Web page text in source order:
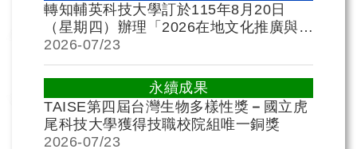
轉知輔英科技大學訂於115年8月20日
（星期四）辦理「2026在地文化推廣與課
程活動永續SIG跨校交流活動」
2026-07/23
永續成果
TAISE第四屆台灣生物多樣性獎 － 國立虎
尾科技大學獲得技職校院組唯一銅獎
2026-07/23